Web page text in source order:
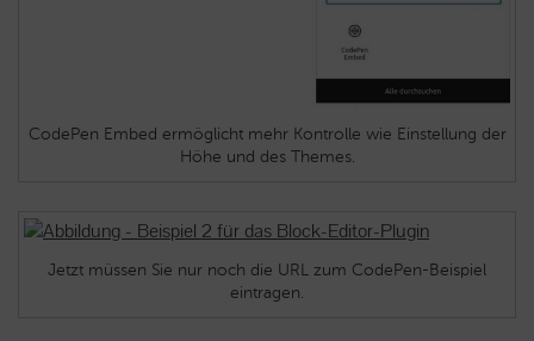
CodePen Embed ermöglicht mehr Kontrolle wie Einstellung der
Höhe und des Themes.
Jetzt müssen Sie nur noch die URL zum CodePen-Beispiel
eintragen.